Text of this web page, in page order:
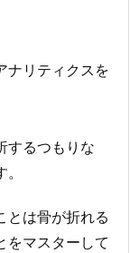
ナリティクスを
するつもりな
とは骨が折れる
をマスターして